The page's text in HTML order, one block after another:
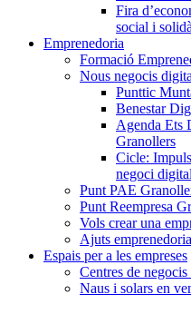
Fira
social i
Emprenedoria
Formació
Nous negocis
Punttic
Benestar
Agenda Ets
Granollers
Cicle:
negoci digital
Punt PAE
Punt Reempresa
Vols crear una
Ajuts
Espais per a les empreses
Centres de
Naus i solars en